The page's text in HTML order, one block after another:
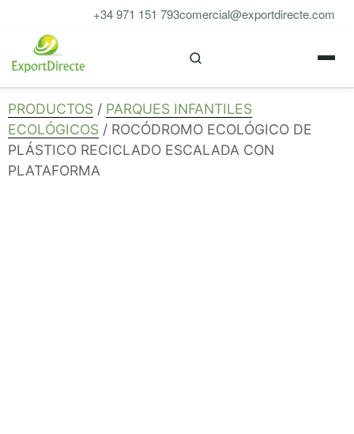
contenido
+34 971 151 793comercial@exportdirecte.com
PRODUCTOS / PARQUES INFANTILES
ECOLÓGICOS / ROCÓDROMO ECOLÓGICO DE
PLÁSTICO RECICLADO ESCALADA CON
PLATAFORMA